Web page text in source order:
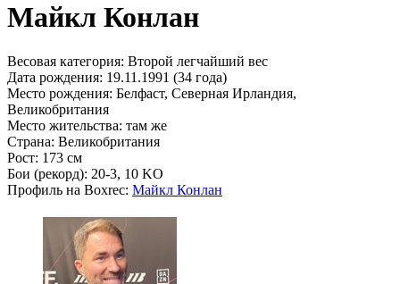
Майкл Конлан
Весовая категория: Второй легчайший вес
Дата рождения: 19.11.1991 (34 года)
Место рождения: Белфаст, Северная Ирландия,
Великобритания
Место жительства: там же
Страна: Великобритания
Рост: 173 см
Бои (рекорд): 20-3, 10 KO
Профиль на Boxrec: Майкл Конлан